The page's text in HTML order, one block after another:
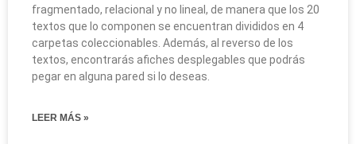
fragmentado, relacional y no lineal, de manera que los 20
textos que lo componen se encuentran divididos en 4
carpetas coleccionables. Además, al reverso de los
textos, encontrarás afiches desplegables que podrás
pegar en alguna pared si lo deseas.
LEER MÁS »